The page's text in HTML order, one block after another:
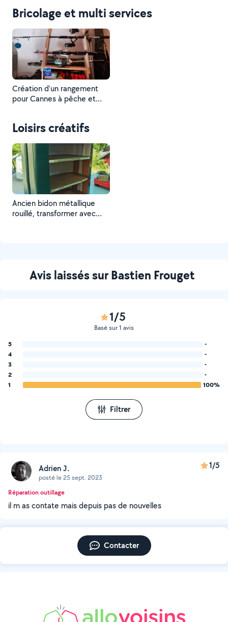
Bricolage et multi services
Création d'un rangement
pour Cannes à pêche et
Loisirs créatifs
Ancien bidon métallique
rouillé, transformer avec
Avis laissés sur Bastien Frouget
1/5
Basé sur 1 avis
5
-
4
-
3
-
2
-
1
100%
Filtrer
Adrien J.
posté le 25 sept. 2023
1/5
Réparation outillage
il m as contate mais depuis pas de nouvelles
Contacter